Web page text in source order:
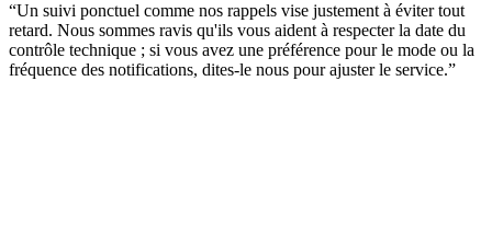
“Un suivi ponctuel comme nos rappels vise justement à éviter tout
retard. Nous sommes ravis qu'ils vous aident à respecter la date du
contrôle technique ; si vous avez une préférence pour le mode ou la
fréquence des notifications, dites-le nous pour ajuster le service.”